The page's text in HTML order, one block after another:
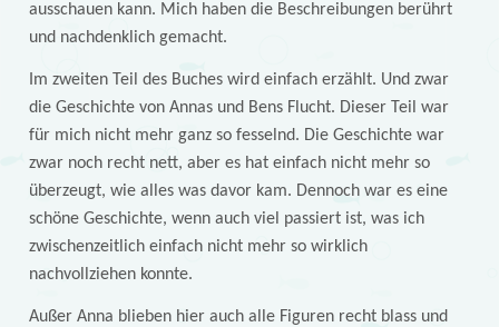
ausschauen kann. Mich haben die Beschreibungen berührt
und nachdenklich gemacht.
Im zweiten Teil des Buches wird einfach erzählt. Und zwar
die Geschichte von Annas und Bens Flucht. Dieser Teil war
für mich nicht mehr ganz so fesselnd. Die Geschichte war
zwar noch recht nett, aber es hat einfach nicht mehr so
überzeugt, wie alles was davor kam. Dennoch war es eine
schöne Geschichte, wenn auch viel passiert ist, was ich
zwischenzeitlich einfach nicht mehr so wirklich
nachvollziehen konnte.
Außer Anna blieben hier auch alle Figuren recht blass und